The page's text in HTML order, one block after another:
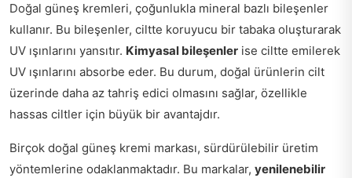
Doğal güneş kremleri, çoğunlukla mineral bazlı bileşenler
kullanır. Bu bileşenler, ciltte koruyucu bir tabaka oluşturarak
UV ışınlarını yansıtır. Kimyasal bileşenler ise ciltte emilerek
UV ışınlarını absorbe eder. Bu durum, doğal ürünlerin cilt
üzerinde daha az tahriş edici olmasını sağlar, özellikle
hassas ciltler için büyük bir avantajdır.
Birçok doğal güneş kremi markası, sürdürülebilir üretim
yöntemlerine odaklanmaktadır. Bu markalar, yenilenebilir